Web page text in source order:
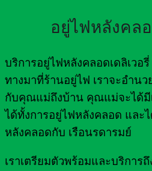
อยู่ไฟหลังคล
บริการอยู่ไฟหลังคลอดเดลิเว
ทางมาที่ร้านอยู่ไฟ เราจะอำน
กับคุณแม่ถึงบ้าน คุณแม่จะได้มี
ได้ทั้งการอยู่ไฟหลังคลอด และ
หลังคลอดกับ เรือนรดารมย์
เราเตรียมตัวพร้อมและบริการ